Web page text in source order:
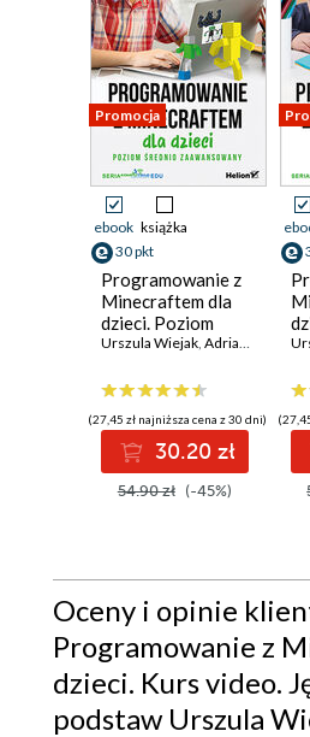
Promocja
ebook książka
30 pkt
Programowanie z
Minecraftem dla
dzieci. Poziom
średnio
Wydanie II
Urszula Wiejak, Adrian Wojciechowski
(27,45 zł najniższa cena z 30 dni)
30.20 zł
54.90 zł (-45%)
Oceny i opinie
Programowanie z
dzieci. Kurs video.
podstaw Urszula